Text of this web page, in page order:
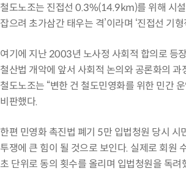
철도노조는 진접선 0.3%(14.9km)를 위해 시
잡으려 초가삼간 태우는 격’이라며 ‘진접선 기
여기에 지난 2003년 노사정 사회적 합의로 등
철산법 개악에 앞서 사회적 논의와 공론화의
철도노조는 “변한 건 철도민영화를 위한 민간
비판했다.
한편 민영화 촉진법 폐기 5만 입법청원 당시 시
투쟁에 큰 힘이 될 것으로 보인다. 실제로 회원
초 단위로 동의 횟수를 올리며 입법청원을 독